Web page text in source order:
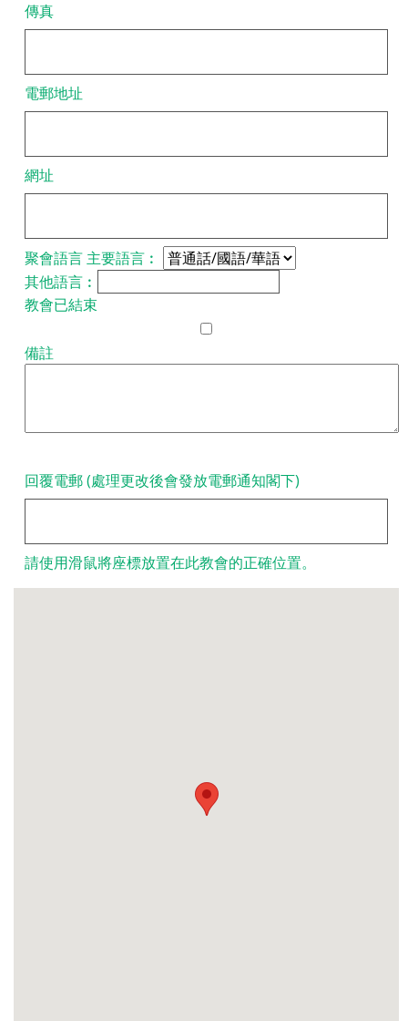
傳真
電郵地址
網址
聚會語言 主要語言︰
其他語言︰
教會已結束
備註
回覆電郵 (處理更改後會發放電郵通知閣下)
請使用滑鼠將座標放置在此教會的正確位置。